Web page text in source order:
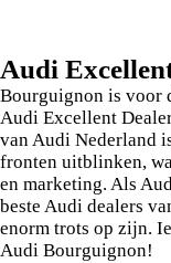
Audi
Bourguignon is voor
Audi Excellent
van Audi Nederland
fronten uitblinken,
en marketing. Als
beste Audi dealers
enorm trots op zijn.
Audi Bourguignon!